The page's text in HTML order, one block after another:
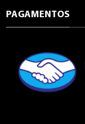
PAGAMENTOS